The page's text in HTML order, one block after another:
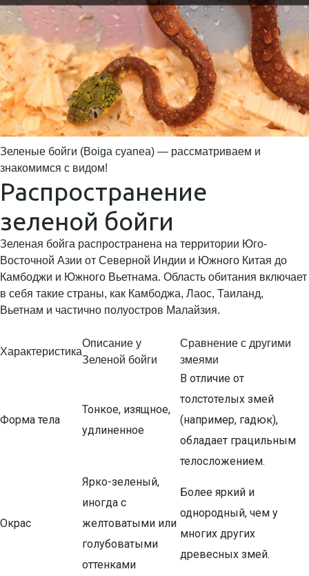
Зеленые бойги (Boiga cyanea) — рассматриваем и
знакомимся с видом!
Распространение
зеленой бойги
Зеленая бойга распространена на территории Юго-
Восточной Азии от Северной Индии и Южного Китая до
Камбоджи и Южного Вьетнама. Область обитания включает
в себя такие страны, как Камбоджа, Лаос, Таиланд,
Вьетнам и частично полуостров Малайзия.
Характеристика
Описание у
Зеленой бойги
Сравнение с другими
змеями
Форма тела
Тонкое, изящное,
удлиненное
В отличие от
толстотелых змей
(например, гадюк),
обладает грацильным
телосложением.
Окрас
Ярко-зеленый,
иногда с
желтоватыми или
голубоватыми
оттенками
Более яркий и
однородный, чем у
многих других
древесных змей.